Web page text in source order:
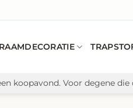
RAAMDECORATIE
koopavond. Voor degene